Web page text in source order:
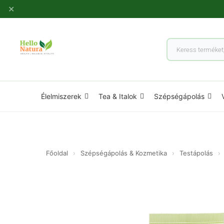
✕
Products
search
Ugrás
a
Élelmiszerek Tea & Italok Szépségápolás
Főoldal › Szépségápolás & Kozmetika › Testápolás ›